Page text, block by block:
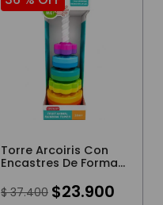
Torre Arcoiris Con
Encastres De Formas
$ 37.400 $23.900